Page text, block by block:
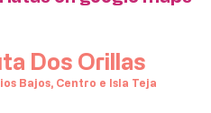
Dos Orillas
Bajos, Centro e Isla Teja